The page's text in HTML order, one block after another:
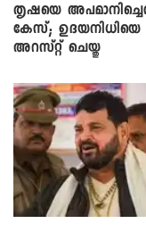
തൃഷയെ
കേസ്; ഉദയനിധിയെ
അറസ്റ്റ് ചെയ്തു